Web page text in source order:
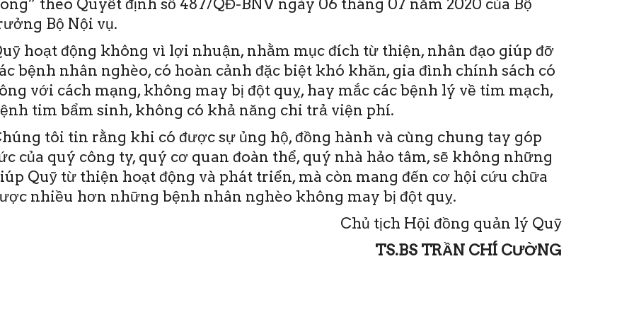
theo Quyết định số 487/QĐ-BNV ngày 06 tháng 07 năm 2020 của Bộ
Bộ Nội vụ.
hoạt động không vì lợi nhuận, nhằm mục đích từ thiện, nhân đạo giúp đỡ
bệnh nhân nghèo, có hoàn cảnh đặc biệt khó khăn, gia đình chính sách có
với cách mạng, không may bị đột quỵ, hay mắc các bệnh lý về tim mạch,
tim bẩm sinh, không có khả năng chi trả viện phí.
tôi tin rằng khi có được sự ủng hộ, đồng hành và cùng chung tay góp
của quý công ty, quý cơ quan đoàn thể, quý nhà hảo tâm, sẽ không những
Quỹ từ thiện hoạt động và phát triển, mà còn mang đến cơ hội cứu chữa
nhiều hơn những bệnh nhân nghèo không may bị đột quỵ.
Chủ tịch Hội đồng quản lý Quỹ
TS.BS TRẦN CHÍ CƯỜNG